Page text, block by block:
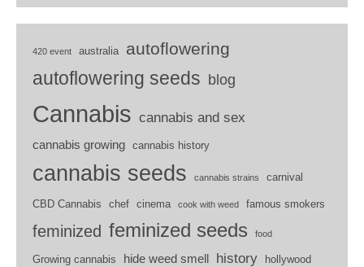
420 event australia autoflowering
autoflowering seeds blog
Cannabis cannabis and sex
cannabis growing cannabis history
cannabis seeds cannabis strains carnival
CBD Cannabis chef cinema cook with weed famous smokers
feminized feminized seeds food
Growing cannabis hide weed smell history
hollywood